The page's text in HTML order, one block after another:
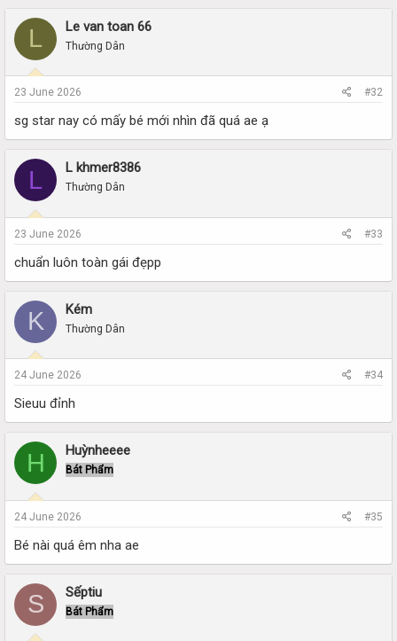
L Le van toan 66
Thường Dân
23 June 2026 #32
sg star nay có mấy bé mới nhìn đã quá ae ạ
L L khmer8386
Thường Dân
23 June 2026 #33
chuẩn luôn toàn gái đẹpp
K Kém
Thường Dân
24 June 2026 #34
Sieuu đỉnh
H Huỳnheeee
Bát Phẩm
24 June 2026 #35
Bé nài quá êm nha ae
S Sếptiu
Bát Phẩm